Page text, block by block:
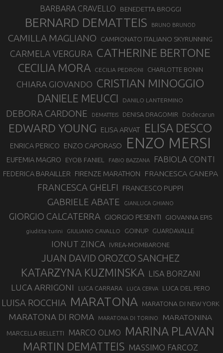
BARBARA CRAVELLO BENEDETTA BROGGI
BERNARD DEMATTEIS BRUNO BRUNOD
CAMILLA MAGLIANO CAMPIONATO ITALIANO SKYRUNNING
CARMELA VERGURA CATHERINE BERTONE
CECILIA MORA CECILIA PEDRONI CHARLOTTE BONIN
CHIARA GIOVANDO CRISTIAN MINOGGIO
DANIELE MEUCCI DANILO LANTERMINO
DEBORA CARDONE DEMATTEIS DENISA DRAGOMIR Dodecarun
EDWARD YOUNG ELISA ARVAT ELISA DESCO
ENRICA PERICO ENZO CAPORASO ENZO MERSI
EUFEMIA MAGRO EYOB FANIEL FABIO BAZZANA FABIOLA CONTI
FEDERICA BARAILLER FIRENZE MARATHON FRANCESCA CANEPA
FRANCESCA GHELFI FRANCESCO PUPPI
GABRIELE ABATE GIANLUCA GHIANO
GIORGIO CALCATERRA GIORGIO PESENTI GIOVANNA EPIS
giuditta turini GIULIANO CAVALLO GOINUP GUARDAVALLE
IONUT ZINCA IVREA-MOMBARONE
JUAN DAVID OROZCO SANCHEZ
KATARZYNA KUZMINSKA LISA BORZANI
LUCA ARRIGONI LUCA CARRARA LUCA CERVA LUCA DEL PERO
LUISA ROCCHIA MARATONA MARATONA DI NEW YORK
MARATONA DI ROMA MARATONA DI TORINO MARATONINA
MARCELLA BELLETTI MARCO OLMO MARINA PLAVAN
MARTIN DEMATTEIS MASSIMO FARCOZ